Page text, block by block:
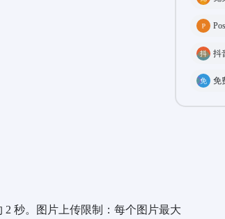
抖
免
秒。图片上传限制：每个图片最大